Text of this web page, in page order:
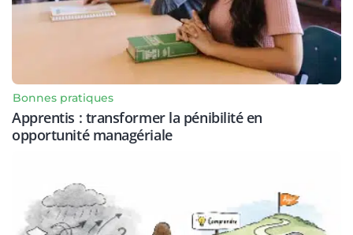
Bonnes pratiques
Apprentis : transformer la pénibilité en
opportunité managériale